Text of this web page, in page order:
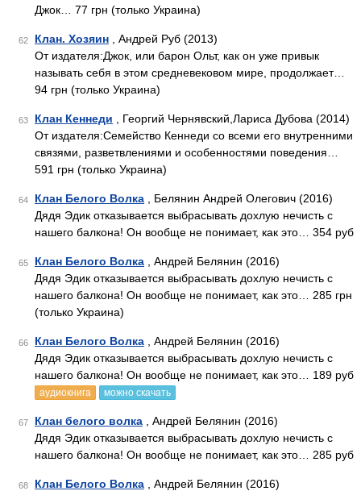
Джок… 77 грн (только Украина)
62 Клан. Хозяин , Андрей Руб (2013)
От издателя:Джок, или барон Ольт, как он уже привык
называть себя в этом средневековом мире, продолжает…
94 грн (только Украина)
63 Клан Кеннеди , Георгий Чернявский,Лариса Дубова (2014)
От издателя:Семейство Кеннеди со всеми его внутренними
связями, разветвлениями и особенностями поведения…
591 грн (только Украина)
64 Клан Белого Волка , Белянин Андрей Олегович (2016)
Дядя Эдик отказывается выбрасывать дохлую нечисть с
нашего балкона! Он вообще не понимает, как это… 354 руб
65 Клан Белого Волка , Андрей Белянин (2016)
Дядя Эдик отказывается выбрасывать дохлую нечисть с
нашего балкона! Он вообще не понимает, как это… 285 грн
(только Украина)
66 Клан Белого Волка , Андрей Белянин (2016)
Дядя Эдик отказывается выбрасывать дохлую нечисть с
нашего балкона! Он вообще не понимает, как это… 189 руб
аудиокнига можно скачать
67 Клан белого волка , Андрей Белянин (2016)
Дядя Эдик отказывается выбрасывать дохлую нечисть с
нашего балкона! Он вообще не понимает, как это… 285 руб
68 Клан Белого Волка , Андрей Белянин (2016)